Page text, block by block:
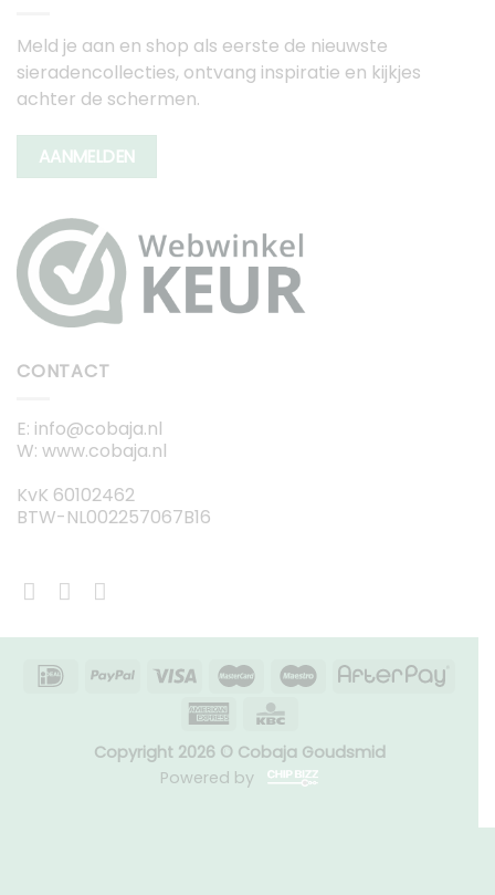
Meld je aan en shop als eerste de nieuwste
sieradencollecties, ontvang inspiratie en kijkjes
achter de schermen.
AANMELDEN
CONTACT
E: info@cobaja.nl
W: www.cobaja.nl
KvK 60102462
BTW-NL002257067B16
Copyright 2026 © Cobaja Goudsmid
Powered by